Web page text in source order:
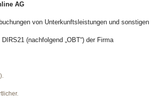
AG
von Unterkunftsleistungen und sonstigen
(nachfolgend „OBT“) der Firma